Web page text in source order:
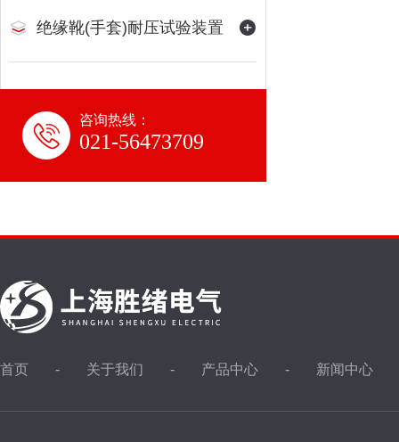
绝缘靴(手套)耐压试验装置
咨询热线：
021-56473709
首页 关于我们 产品中心 新闻中心